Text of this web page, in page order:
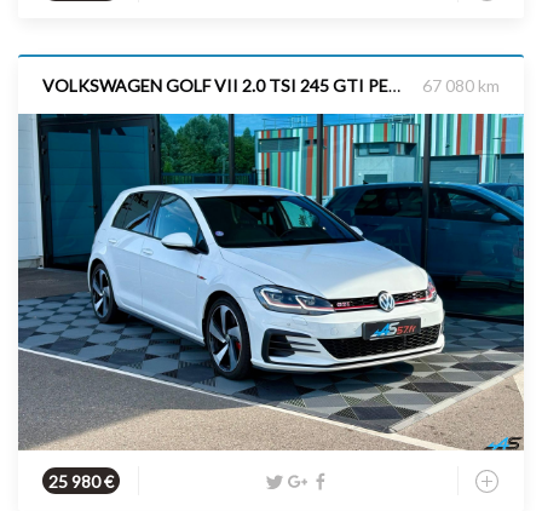
VOLKSWAGEN GOLF VII 2.0 TSI 245 GTI PERFORMANCE DSG7 DYNAUDIO 67 080 km
Essence 2019 245 cv
25 980 €